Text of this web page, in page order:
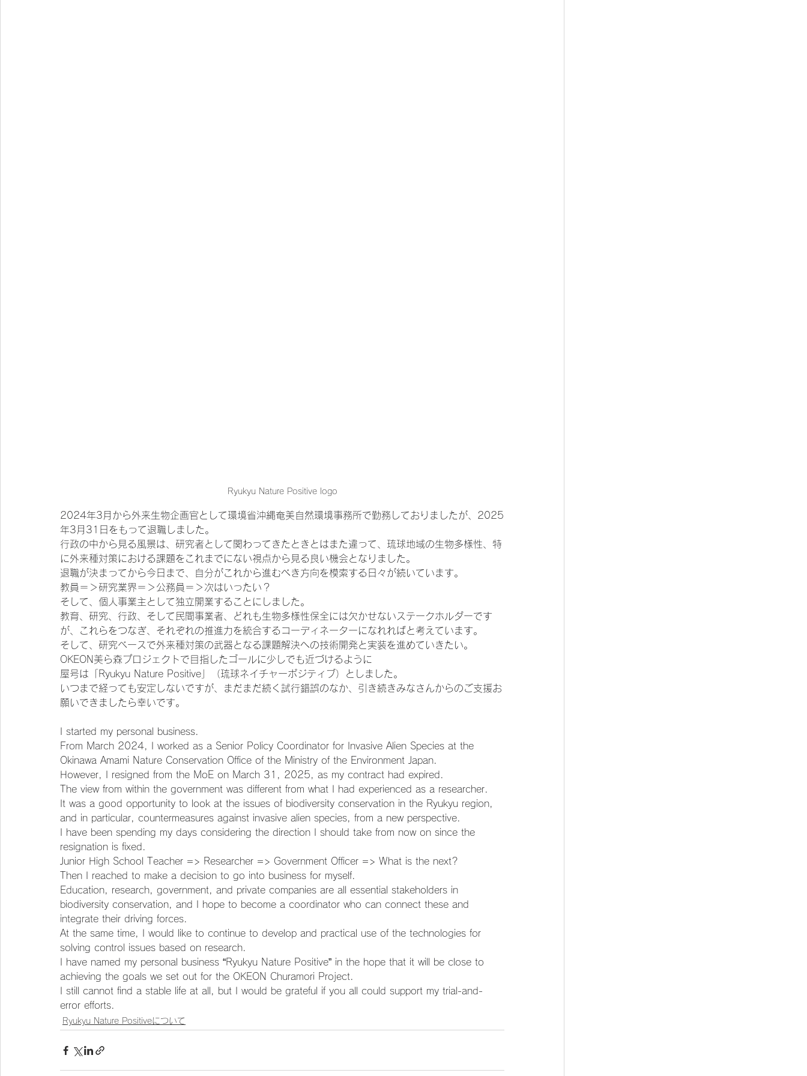
Ryukyu Nature Positive logo
2024年3月から外来生物企画官として環境省沖縄奄美自然環境事務所で勤務しておりましたが、2025
年3月31日をもって退職しました。
行政の中から見る風景は、研究者として関わってきたときとはまた違って、琉球地域の生物多様性、特
に外来種対策における課題をこれまでにない視点から見る良い機会となりました。
退職が決まってから今日まで、自分がこれから進むべき方向を模索する日々が続いています。
教員＝＞研究業界＝＞公務員＝＞次はいったい？
そして、個人事業主として独立開業することにしました。
教育、研究、行政、そして民間事業者、どれも生物多様性保全には欠かせないステークホルダーです
が、これらをつなぎ、それぞれの推進力を統合するコーディネーターになれればと考えています。
そして、研究ベースで外来種対策の武器となる課題解決への技術開発と実装を進めていきたい。
OKEON美ら森プロジェクトで目指したゴールに少しでも近づけるように
屋号は「Ryukyu Nature Positive」（琉球ネイチャーポジティブ）としました。
いつまで経っても安定しないですが、まだまだ続く試行錯誤のなか、引き続きみなさんからのご支援お
願いできましたら幸いです。
I started my personal business.
From March 2024, I worked as a Senior Policy Coordinator for Invasive Alien Species at the
Okinawa Amami Nature Conservation Office of the Ministry of the Environment Japan.
However, I resigned from the MoE on March 31, 2025, as my contract had expired.
The view from within the government was different from what I had experienced as a researcher.
It was a good opportunity to look at the issues of biodiversity conservation in the Ryukyu region,
and in particular, countermeasures against invasive alien species, from a new perspective.
I have been spending my days considering the direction I should take from now on since the
resignation is fixed.
Junior High School Teacher => Researcher => Government Officer => What is the next?
Then I reached to make a decision to go into business for myself.
Education, research, government, and private companies are all essential stakeholders in
biodiversity conservation, and I hope to become a coordinator who can connect these and
integrate their driving forces.
At the same time, I would like to continue to develop and practical use of the technologies for
solving control issues based on research.
I have named my personal business “Ryukyu Nature Positive” in the hope that it will be close to
achieving the goals we set out for the OKEON Churamori Project.
I still cannot find a stable life at all, but I would be grateful if you all could support my trial-and-
error efforts.
Ryukyu Nature Positiveについて